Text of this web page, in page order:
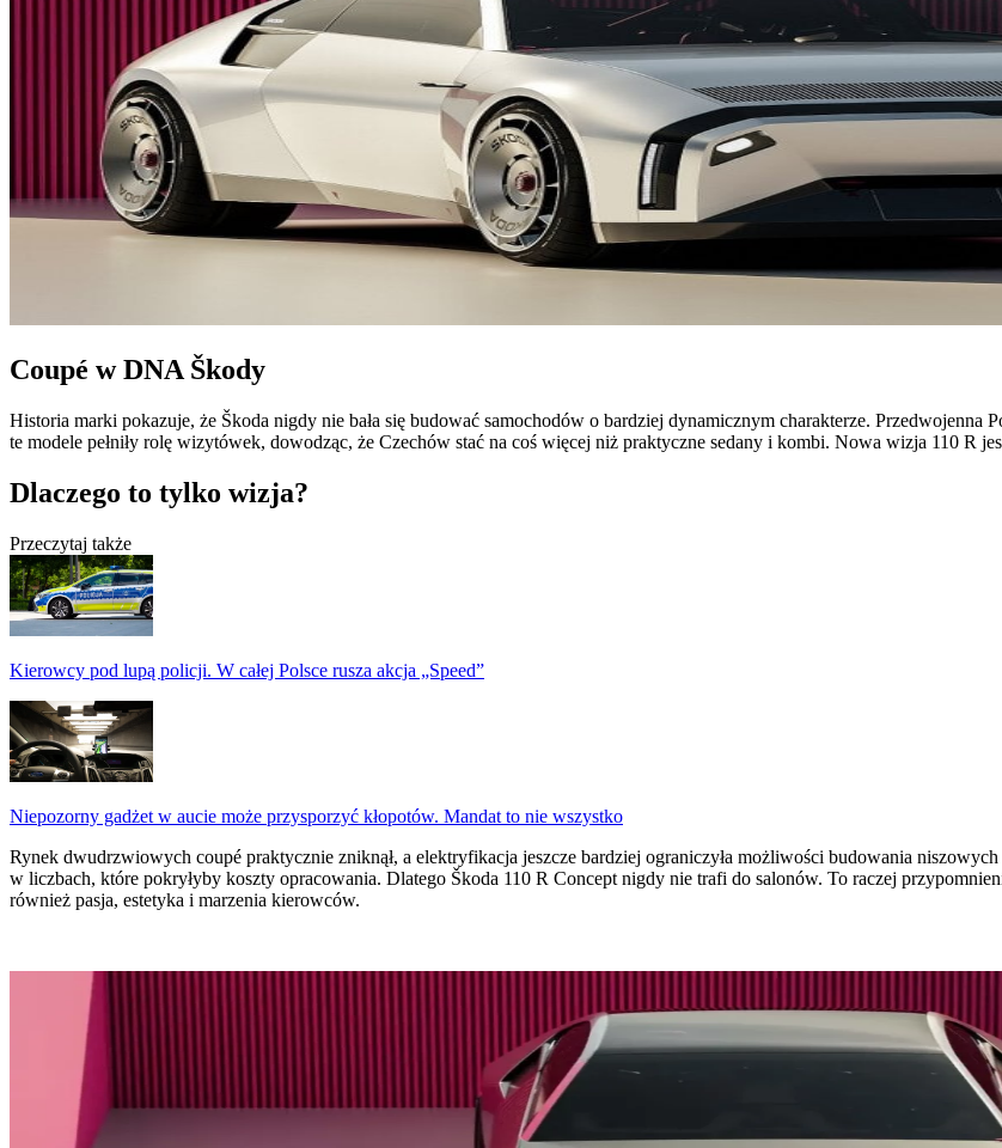
Coupé w DNA Škody
Historia marki pokazuje, że Škoda nigdy nie bała się budować samochodów o bardziej dynamicznym charakterze.
te modele pełniły rolę wizytówek, dowodząc, że Czechów stać na coś więcej niż praktyczne sedany i kombi. Nowa wizja 110 R
Dlaczego to tylko wizja?
Przeczytaj także
Kierowcy pod lupą policji. W całej Polsce rusza akcja „Speed”
Niepozorny gadżet w aucie może przysporzyć kłopotów. Mandat to nie wszystko
Rynek dwudrzwiowych coupé praktycznie zniknął, a elektryfikacja jeszcze bardziej ograniczyła możliwości budowania
w liczbach, które pokryłyby koszty opracowania. Dlatego Škoda 110 R Concept nigdy nie trafi do salonów. To raczej
również pasja, estetyka i marzenia kierowców.